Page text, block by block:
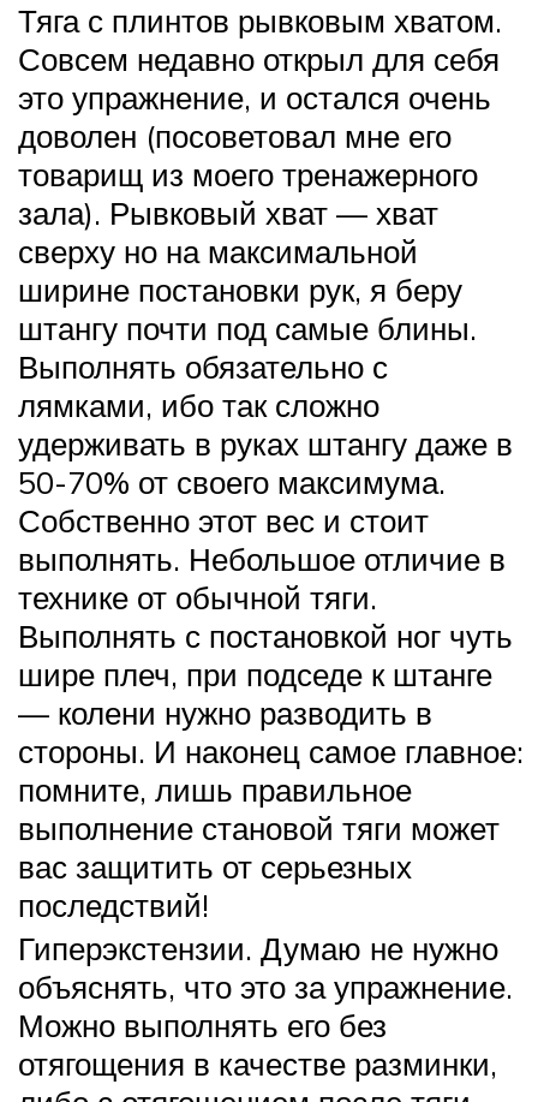
Тяга с плинтов рывковым хватом.
Совсем недавно открыл для себя
это упражнение, и остался очень
доволен (посоветовал мне его
товарищ из моего тренажерного
зала). Рывковый хват — хват
сверху но на максимальной
ширине постановки рук, я беру
штангу почти под самые блины.
Выполнять обязательно с
лямками, ибо так сложно
удерживать в руках штангу даже в
50-70% от своего максимума.
Собственно этот вес и стоит
выполнять. Небольшое отличие в
технике от обычной тяги.
Выполнять с постановкой ног чуть
шире плеч, при подседе к штанге
— колени нужно разводить в
стороны. И наконец самое главное:
помните, лишь правильное
выполнение становой тяги может
вас защитить от серьезных
последствий!
Гиперэкстензии. Думаю не нужно
объяснять, что это за упражнение.
Можно выполнять его без
отягощения в качестве разминки,